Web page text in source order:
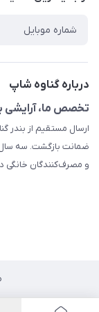
راهنما
ارسال کالا
تست و مرجوعی
رهگیری مرسولات
قوانین ما
راهنما
درباره گناوه شاپ
تخصص ما، آرایشی
ضمانت بازگشت. سه سال
و مصرف‌کنندگان خانگی